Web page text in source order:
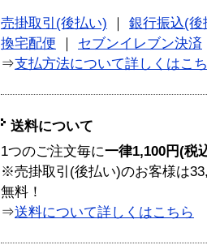
売掛取引(後払い)
銀行振込(後
換宅配便
セブンイレブン決済
⇒支払方法について詳しくはこ
送料について
1つのご注文毎に一律1,100円(税
※売掛取引(後払い)のお客様は
無料！
⇒送料について詳しくはこちら